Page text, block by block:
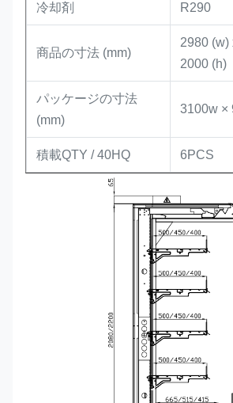
冷却剤 R290
商品の寸法 (mm)
2980 (w)
2000 (h)
パッケージの寸法
(mm)
3100w ×
積載QTY / 40HQ 6PCS